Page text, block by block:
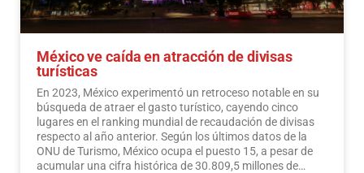
México ve caída en atracción de divisas
turísticas
En 2023, México experimentó un retroceso notable en su
búsqueda de atraer el gasto turístico, cayendo cinco
lugares en el ranking mundial de recaudación de divisas
respecto al año anterior. Según los últimos datos de la
ONU de Turismo, México ocupa el puesto 15, a pesar de
acumular una cifra histórica de 30.809,5 millones de